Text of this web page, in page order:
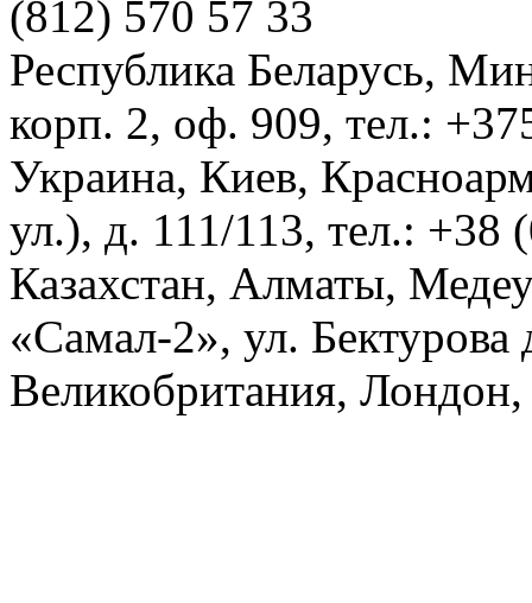
(812) 570 57 33
Республика Беларусь,
корп. 2, оф. 909, тел.:
Украина, Киев,
ул.), д. 111/113, тел.: +38
Казахстан, Алматы,
«Самал-2», ул.
Великобритания,